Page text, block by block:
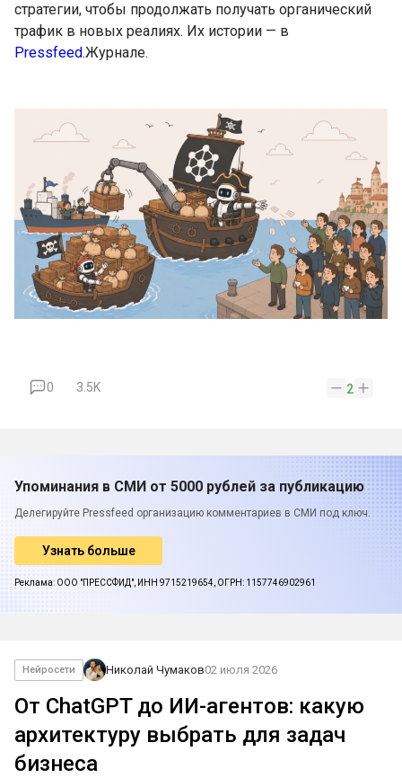
стратегии, чтобы продолжать получать органический
трафик в новых реалиях. Их истории — в
Pressfeed.Журнале.
0 3.5K 2
Упоминания в СМИ от 5000 рублей за публикацию
Делегируйте Pressfeed организацию комментариев в СМИ под ключ.
Узнать больше
Реклама: ООО "ПРЕССФИД", ИНН 9715219654, ОГРН: 1157746902961
Нейросети Николай Чумаков02 июля 2026
От ChatGPT до ИИ-агентов: какую
архитектуру выбрать для задач
бизнеса